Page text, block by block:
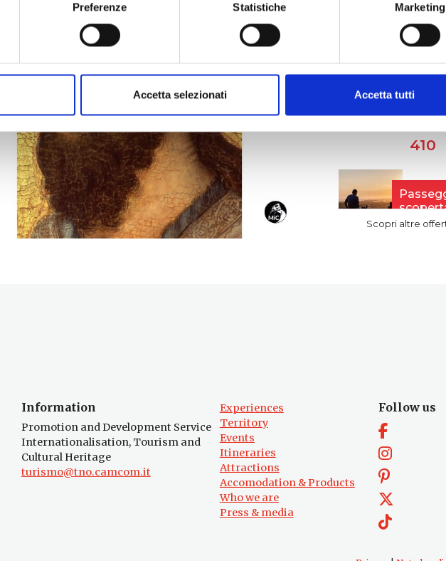
Preferenze Statistiche Marketing
Accetta selezionati Accetta tutti
Information
Promotion and Development Service
Internationalisation, Tourism and
Cultural Heritage
turismo@tno.camcom.it
Experiences
Territory
Events
Itineraries
Attractions
Accomodation & Products
Who we are
Press & media
Follow us